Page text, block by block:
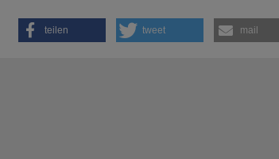
teilen tweet mail